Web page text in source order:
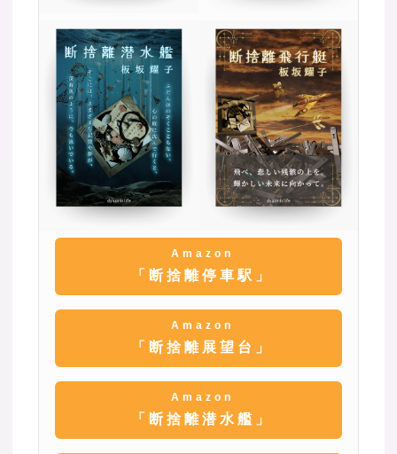
Amazon
「断捨離停車駅」
Amazon
「断捨離展望台」
Amazon
「断捨離潜水艦」